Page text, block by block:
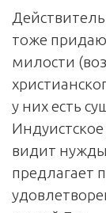
тоже
милости
у них есть
видит нужды
предлагает